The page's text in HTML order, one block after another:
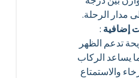
مدار الرحلة.
إضافية:
تدعم الظهر
يساعد الركاب
والاستمتاع